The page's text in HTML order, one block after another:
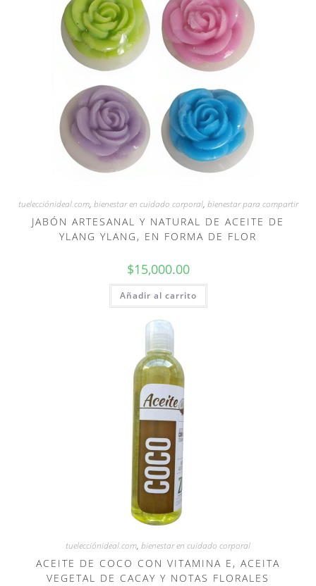
tuelecciónideal.com, bienestar en cuidado corporal, bienestar para compartir
JABÓN ARTESANAL Y NATURAL DE ACEITE DE
YLANG YLANG, EN FORMA DE FLOR
$15,000.00
Añadir al carrito
tuelecciónideal.com, bienestar en cuidado corporal
ACEITE DE COCO CON VITAMINA E, ACEITA
VEGETAL DE CACAY Y NOTAS FLORALES